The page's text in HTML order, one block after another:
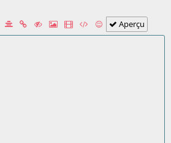
Aperçu